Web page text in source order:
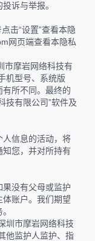
诉与举报。
击“设置”查看本隐
网页端查看本隐私
市摩岩网络科技有
机型号、系统版
所不同。最终的
技有限公司”软件及
人信息的活动，将
您，并对所持有
没有父母或监护
账户。我们期望
圳市摩岩网络科技
他监护人监护、指